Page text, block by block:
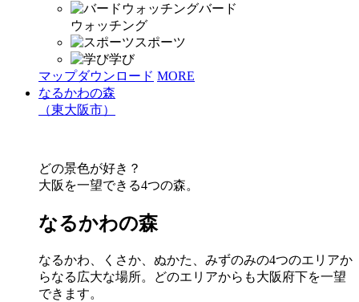
バード
ウォッチング
スポーツ
学び
マップダウンロード MORE
なるかわの森
（東大阪市）
どの景色が好き？
大阪を一望できる4つの森。
なるかわの森
なるかわ、くさか、ぬかた、みずのみの4つのエリアか
らなる広大な場所。どのエリアからも大阪府下を一望
できます。